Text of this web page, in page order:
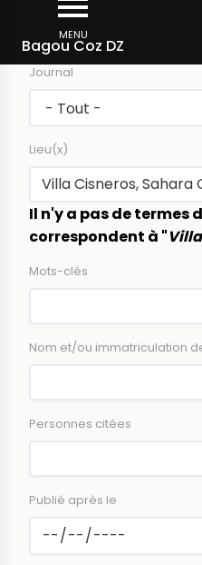
contenu
principal
MENU
Bagou Coz DZ
Rechercher dans la
Journal
Lieu(x)
Il n'y a pas de termes
correspondent à "
Mots-clés
Nom et/ou immatriculation
Personnes citées
Publié après le